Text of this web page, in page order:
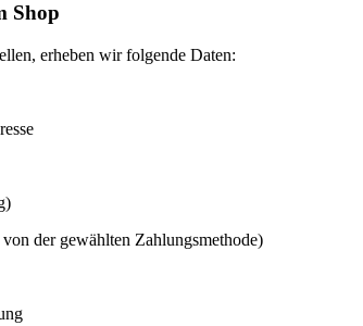
Shop
erheben wir folgende Daten:
der gewählten Zahlungsmethode)